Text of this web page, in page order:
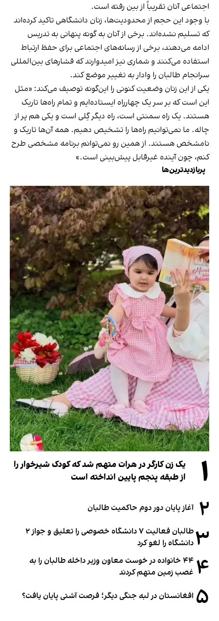
اجتماعی آنان تقریباً از بین رفته است.
با وجود این حجم از محدودیت‌ها، زنان دانشگاهی تاکید کرده‌اند
که تسلیم نشده‌اند. برخی از آنان به گونه پنهانی به تدریس
ادامه می‌دهند، برخی از رسانه‌های اجتماعی برای حفظ ارتباط
استفاده می‌کنند و شماری نیز امیدوارند که فشارهای بین‌المللی
سرانجام طالبان را وادار به تغییر موضع کند.
یکی از این زنان وضعیت کنونی را این‌گونه توصیف می‌کند: «مثل
این است که بر سر یک چهارراه ایستاده‌ایم و تمام راه‌ها تاریک
هستند. یک راه سمنتی است، راه دیگر گِلی است و یکی هم پر از
چاله. ما نمی‌توانیم راه‌ها را تشخیص دهیم. همه آن‌ها تاریک و
نامشخص هستند. از همین رو نمی‌توانم برنامه مشخصی طرح
کنم، چون آینده غیرقابل پیش‌بینی است.»
پربازدیدترین‌ها
۱
یک زن کارگر در هرات متهم شد که کودک شیرخوار را
از طبقه پنجم پایین انداخته است
۲ آغاز پایان دور دوم حاکمیت طالبان
۳
طالبان فعالیت ۷ دانشگاه خصوصی را تعلیق و جواز ۲
دانشگاه را لغو کرد
۴
۴۴ خانواده در خوست معاون وزیر داخله طالبان را به
غصب زمین متهم کردند
۵ افغانستان در لبه جنگی دیگر؛ فرصت آشتی پایان یافت؟